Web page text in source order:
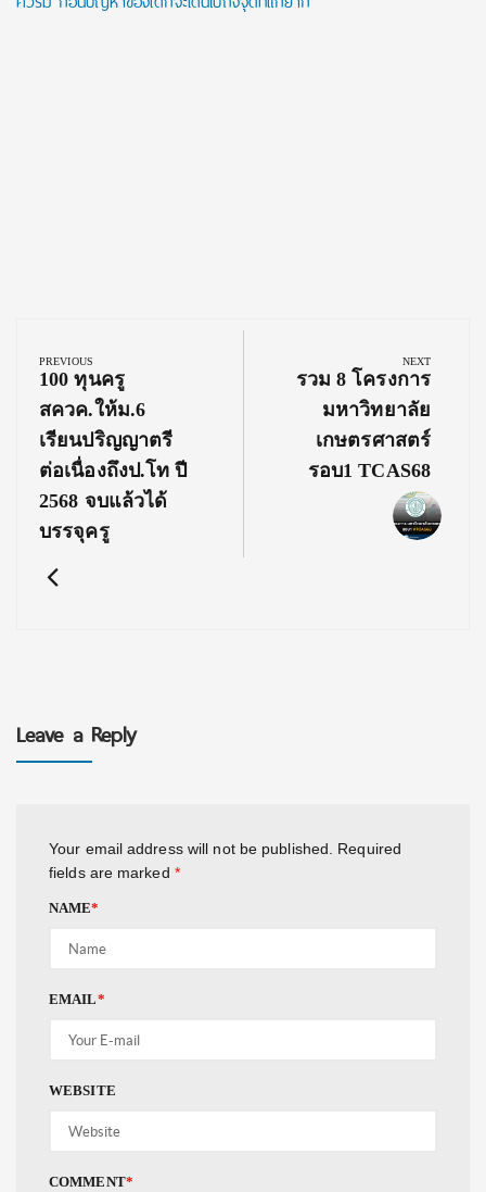
navigation
PREVIOUS
Previous
Post:
100 ทุนครู
สควค.ให้ม.6
เรียนปริญญาตรี
ต่อเนื่องถึงป.โท ปี
2568 จบแล้วได้
บรรจุครู
NEXT
Next
Post:
รวม 8 โครงการ
มหาวิทยาลัย
เกษตรศาสตร์
รอบ1 TCAS68
Leave a Reply
Your email address will not be published.
Required
fields are marked *
NAME*
EMAIL*
WEBSITE
COMMENT*